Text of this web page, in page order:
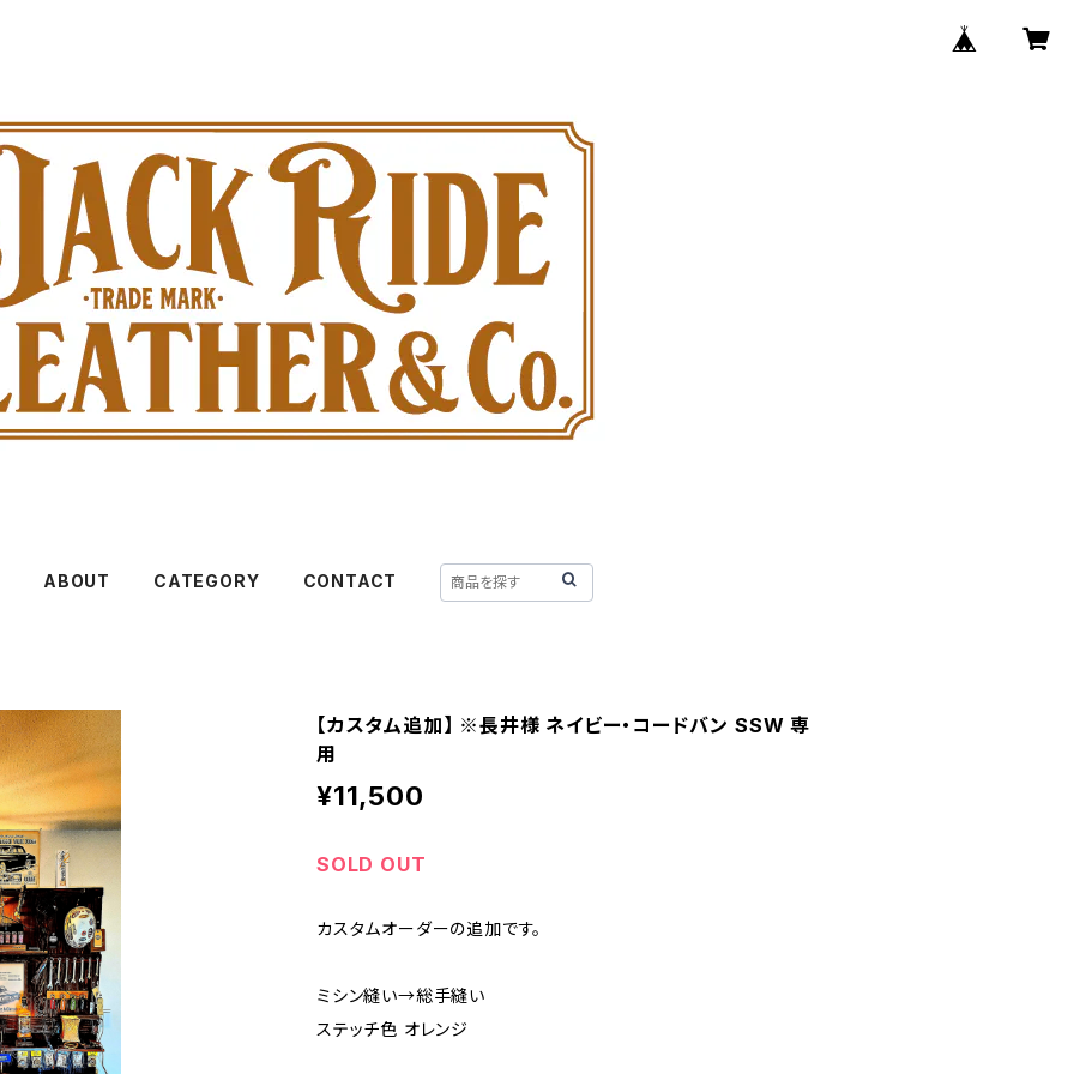
ABOUT CATEGORY CONTACT
【カスタム追加】 ※長井様 ネイビー・コードバン SSW 専
用
¥11,500
SOLD OUT
カスタムオーダーの追加です。
ミシン縫い→総手縫い
ステッチ色 オレンジ